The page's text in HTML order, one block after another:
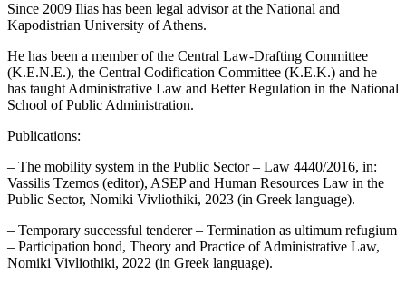
Since 2009 Ilias has been legal advisor at the National and
Kapodistrian University of Athens.
He has been a member of the Central Law-Drafting Committee
(K.E.N.E.), the Central Codification Committee (K.E.K.) and he
has taught Administrative Law and Better Regulation in the National
School of Public Administration.
Publications:
– The mobility system in the Public Sector – Law 4440/2016, in:
Vassilis Tzemos (editor), ASEP and Human Resources Law in the
Public Sector, Nomiki Vivliothiki, 2023 (in Greek language).
– Temporary successful tenderer – Termination as ultimum refugium
– Participation bond, Theory and Practice of Administrative Law,
Nomiki Vivliothiki, 2022 (in Greek language).